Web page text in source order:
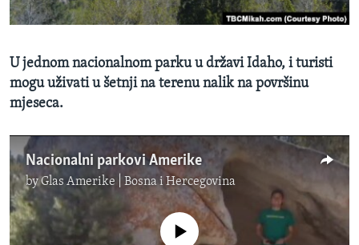
MAGAZIN
Learning English
Jezici
U jednom nacionalnom parku u državi Idaho, i turisti
mogu uživati u šetnji na terenu nalik na površinu
mjeseca.
Nacionalni parkovi Amerike
byGlas Amerike | Bosna i Hercegovina
No media source currently available